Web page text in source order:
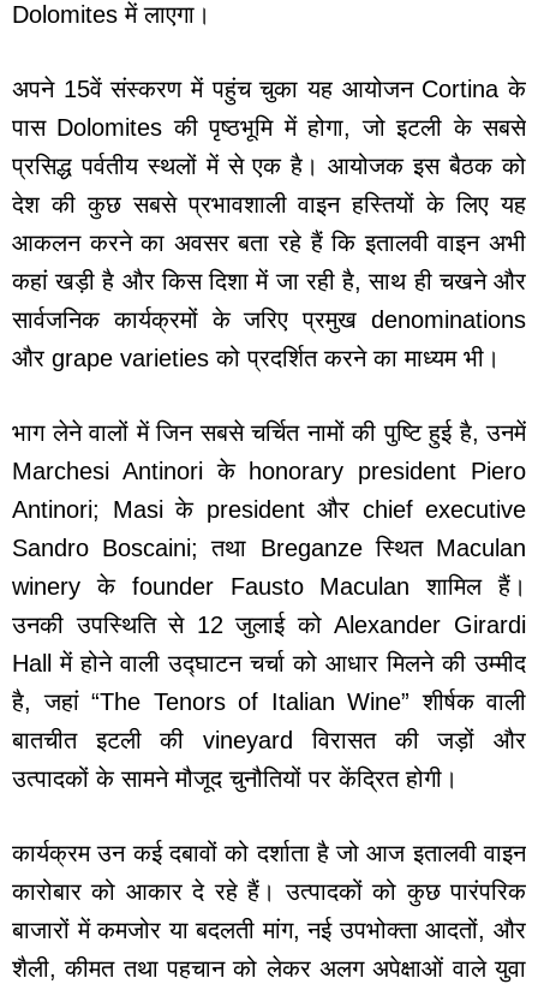
Dolomites में लाएगा।
अपने 15वें संस्करण में पहुंच चुका यह आयोजन Cortina के
पास Dolomites की पृष्ठभूमि में होगा, जो इटली के सबसे
प्रसिद्ध पर्वतीय स्थलों में से एक है। आयोजक इस बैठक को
देश की कुछ सबसे प्रभावशाली वाइन हस्तियों के लिए यह
आकलन करने का अवसर बता रहे हैं कि इतालवी वाइन अभी
कहां खड़ी है और किस दिशा में जा रही है, साथ ही चखने और
सार्वजनिक कार्यक्रमों के जरिए प्रमुख denominations
और grape varieties को प्रदर्शित करने का माध्यम भी।
भाग लेने वालों में जिन सबसे चर्चित नामों की पुष्टि हुई है, उनमें
Marchesi Antinori के honorary president Piero
Antinori; Masi के president और chief executive
Sandro Boscaini; तथा Breganze स्थित Maculan
winery के founder Fausto Maculan शामिल हैं।
उनकी उपस्थिति से 12 जुलाई को Alexander Girardi
Hall में होने वाली उद्घाटन चर्चा को आधार मिलने की उम्मीद
है, जहां “The Tenors of Italian Wine” शीर्षक वाली
बातचीत इटली की vineyard विरासत की जड़ों और
उत्पादकों के सामने मौजूद चुनौतियों पर केंद्रित होगी।
कार्यक्रम उन कई दबावों को दर्शाता है जो आज इतालवी वाइन
कारोबार को आकार दे रहे हैं। उत्पादकों को कुछ पारंपरिक
बाजारों में कमजोर या बदलती मांग, नई उपभोक्ता आदतों, और
शैली, कीमत तथा पहचान को लेकर अलग अपेक्षाओं वाले युवा